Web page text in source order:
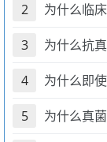
2 为什么临
3 为什么抗
4 为什么即
5 为什么真